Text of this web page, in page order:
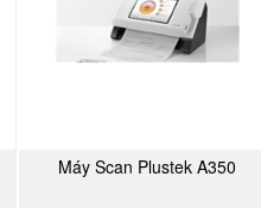
Máy Scan Plustek A350
MUA NGAY